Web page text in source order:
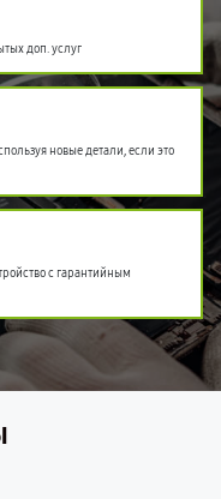
доп. услуг
новые детали, если это
с гарантийным